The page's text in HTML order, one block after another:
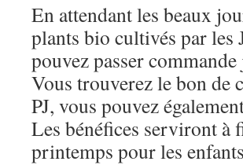
En attendant les beaux
plants bio cultivés par les
pouvez passer
Vous trouverez le bon de
PJ, vous pouvez
Les bénéfices serviront à
printemps pour les